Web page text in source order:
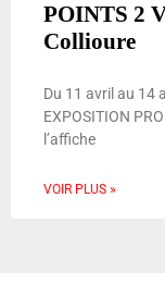
POINTS 2
Collioure
Du 11 avril au 14
EXPOSITION
l’affiche
VOIR PLUS »